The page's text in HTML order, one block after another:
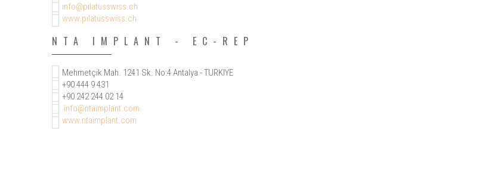
info@pilatusswiss.ch
www.pilatusswiss.ch
NTA IMPLANT - EC-REP
Mehmetçik Mah. 1241 Sk. No:4 Antalya - TURKIYE
+90 444 9 431
+90 242 244 02 14
info@ntaimplant.com
www.ntaimplant.com